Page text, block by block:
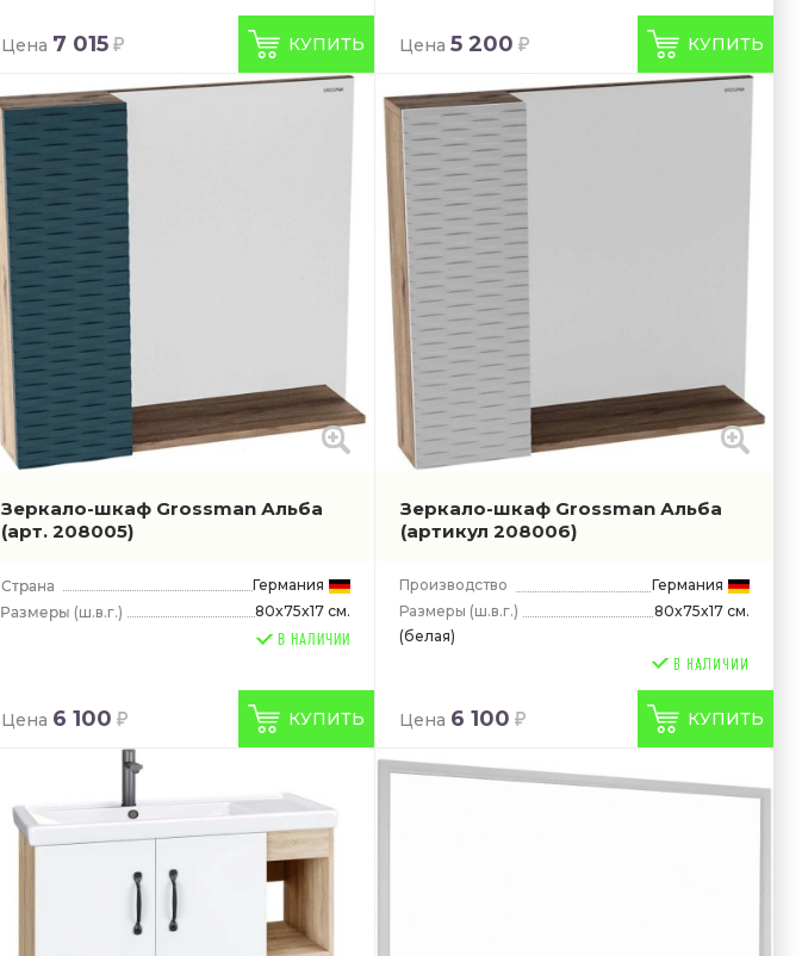
Цена 7 015 КУПИТЬ Цена 5 200 КУПИТЬ
Зеркало-шкаф Grossman Альба
(арт. 208005)
Германия
(ш.в.г.)
80x75x17 см.
В НАЛИЧИИ
Цена 6 100 КУПИТЬ
Зеркало-шкаф Grossman Альба
(артикул 208006)
Производство
Германия
Размеры (ш.в.г.)
80x75x17 см.
(белая)
Цена 6 100 КУПИТЬ